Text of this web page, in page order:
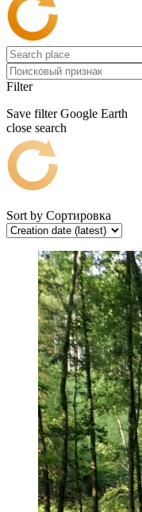
Filter
Save filter Google Earth
close search
Sort by Сортировка